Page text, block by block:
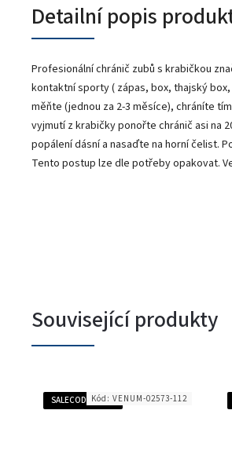
Detailní popis
Profesionální chránič zubů s krabičkou
kontaktní sporty ( zápas, box, thajský
měňte (jednou za 2-3 měsíce), chráníte
vyjmutí z krabičky ponořte chránič asi na
popálení dásní a nasaďte na horní čelist.
Tento postup lze dle potřeby opakovat.
Související produkty
SALECODE:SALE20:20:%
Kód: VENUM-02573-112